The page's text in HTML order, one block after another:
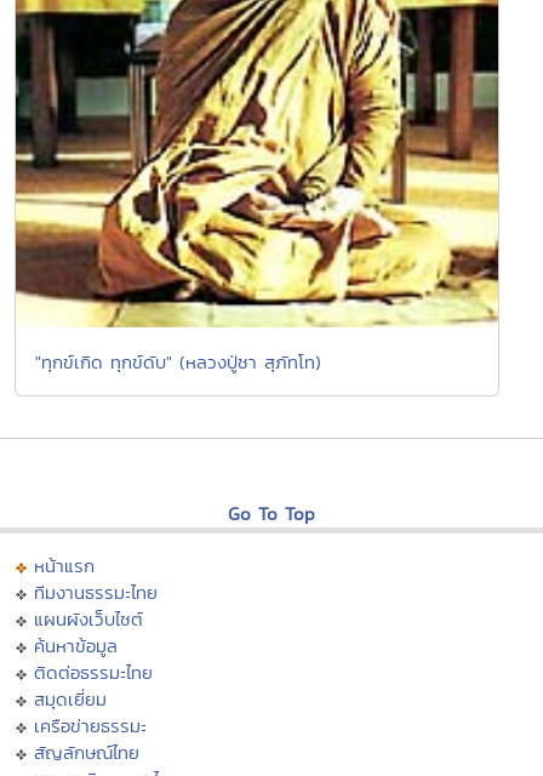
"ทุกข์เกิด ทุกข์ดับ" (หลวงปู่ชา สุภัทโท)
Go To Top
หน้าแรก
ทีมงานธรรมะไทย
แผนผังเว็บไซต์
ค้นหาข้อมูล
ติดต่อธรรมะไทย
สมุดเยี่ยม
เครือข่ายธรรมะ
สัญลักษณ์ไทย